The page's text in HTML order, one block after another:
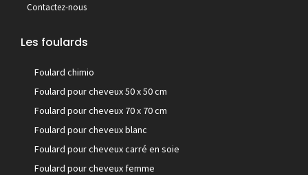
Contactez-nous
Les foulards
Foulard chimio
Foulard pour cheveux 50 x 50 cm
Foulard pour cheveux 70 x 70 cm
Foulard pour cheveux blanc
Foulard pour cheveux carré en soie
Foulard pour cheveux femme